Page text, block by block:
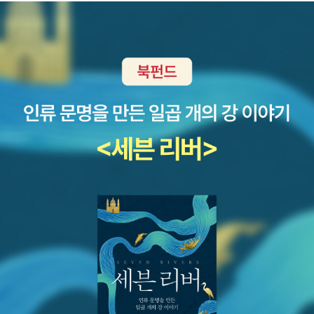
평생에 걸쳐서 캐내야 하는 광산 같은 것이다. - 클리프턴 패디먼, 『평
생독서계획』中에서 <2017년 2월 현재까지 내가 읽은 고전 가운데
'동서문화사 월드북 시리즈'와 겹치는 책들>(다른 출판사의 판본을
통해 읽은 책들도 많지만 일부러 '월드북 시리즈'의 이미지와 상품으
로 표시해 본 것임)
된 모습(문학, 역사, 종교, 과학 등) 이 책들을 한자리에 모아 놓은 모
생각도 든다. 그리고 우리 인류의 빛나는 정신적 유산을 남겨준 그 '인
물들'에게 우선 고개를 숙여 경의를 표하고 싶고, 또 저 걸작들을 '죽
기 전까지' 모두 다 들춰 보고 읽어 보면 얼마나 좋을까 하는 생각도
가져 본다.2. 모비딕, 잃어버린 시간을 찾아서, 1984년/동물농장, 백
년의 고독, 노인과 바다 .....3. 아라비안나이트, 율리시스, 전쟁과 평
화, 역사의 연구, 로마제국쇠망사......4. 바람과 함께 사라지다, 마의
산, 월든, 테스, 제인 에어, 이방인, 돈끼호떼, 괴테와의 대화......5. 동
제학)6. 아리스토텔레스, 세네카, 아우렐리우스, 키케로, 베이컨, 몽
테뉴, 홉스, 칸트, 쇼펜하우어......7. 니체, 하이데거, 야스퍼스, 스피노
자, 파스칼, 루소, 베이유, 오르테가 이 가세트......그런데 저 많은 걸작
들 가운데 정작 내가 지닌 책들은 (동서문화사 '월드북 시리즈'로는)
달랑 6권 밖에 안된다. 그렇지만 동서문화사가 아닌 다른 출판사에서
나온 '월드북'에 해당하는 책들도 얼마간 지니고 있기 때문에 조금은
참조), 동시대 두 중견작가의 '근황'에 대해서보고서를 써볼 수도 있겠
각, 최후의 20년>(사계절, 2008)이다. 이 선정은 전혀 놀랍지 않다.
나부터도 신간으로 소개한 바 있고(http://blog.aladin.co.kr/mra
mor/1921742참조). 아직 책은 구입하지 못했지만 중국 최고의 역
사학자 중 한 사람이 겪은 문화혁명 기간의 시련이핵심이야기가 아닐
까 정도로정리하고 있다.추천사에 따르면 '국민당 대신 공산당을 선
택했던, 아니 대만이란 섬 대신 대륙을 선택했던 한 역사학자의 선택
이다.'역사책은 아니지만 중국 관련서 몇 권을 더 보태고 싶다. 작가
한샤오궁의 <열렬한 책읽기>(청어람미디어, 2008)와 이미 '베스트
저자'군에 속하게 된 이중텐의 <이중텐, 중국인을 말하다>(은행나무,
2008)가 최근에 나온 관련서들이고(한샤오궁에 대해서는 http://bl
og.aladin.co.kr/mramor/1984746참조), 역사서로 분류되는 <중
국 근대의 풍경>(그린비, 2008)도 방대한 분량의 노작이다. 특히 이